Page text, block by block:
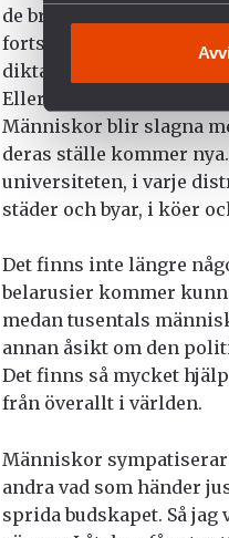
de brott som de begår
fortsätta göra dåliga
diktaturs starkaste vapen.
Eller snarare var det
Människor blir slagna
deras ställe kommer
universiteten, i varje
städer och byar, i köer
Det finns inte längre
belarusier kommer
medan tusentals
annan åsikt om den
Det finns så mycket
från överallt i världen.
Människor sympatiserar
andra vad som händer
sprida budskapet. Så